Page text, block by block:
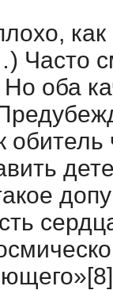
как
Часто
оба